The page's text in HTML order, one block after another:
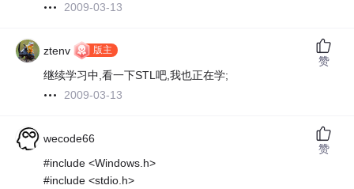
2009-03-13
ztenv 版主
继续学习中,看一下STL吧,我也正在学;
2009-03-13
赞
wecode66
#include <Windows.h>
#include <stdio.h>
赞